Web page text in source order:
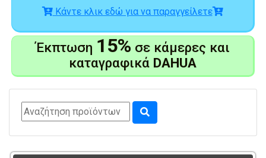
Κάντε κλικ εδώ για να παραγγείλετε
Έκπτωση 15% σε κάμερες και
καταγραφικά DAHUA